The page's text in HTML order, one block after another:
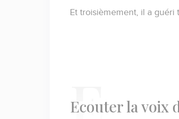
Et troisièmement, il a
Ecouter la voix